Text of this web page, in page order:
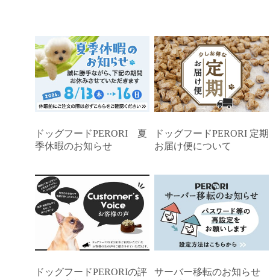
ドッグフードPERORI 夏
季休暇のお知らせ
ドッグフードPERORI 定期
お届け便について
ドッグフードPERORIの評
サーバー移転のお知らせ